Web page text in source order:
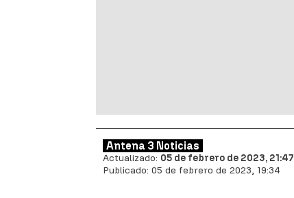
Antena 3 Noticias
Actualizado: 05 de febrero de 2023, 21:47
Publicado: 05 de febrero de 2023, 19:34